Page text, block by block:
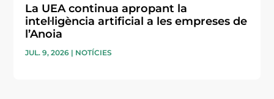
La UEA continua apropant la
intel·ligència artificial a les empreses de
l’Anoia
JUL. 9, 2026 | NOTÍCIES